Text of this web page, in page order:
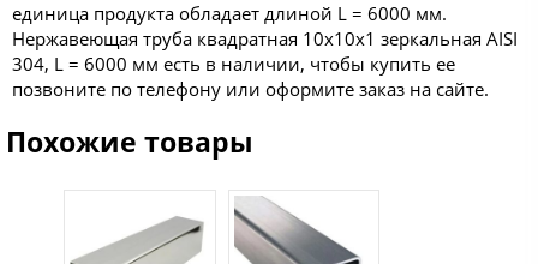
единица продукта обладает длиной L = 6000 мм.
Нержавеющая труба квадратная 10x10x1 зеркальная AISI
304, L = 6000 мм есть в наличии, чтобы купить ее
позвоните по телефону или оформите заказ на сайте.
Похожие товары